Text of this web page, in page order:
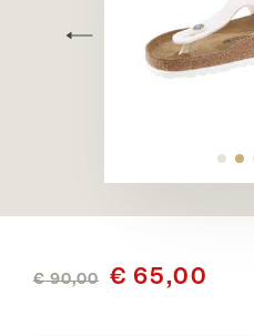
€ 90,00 € 65,00